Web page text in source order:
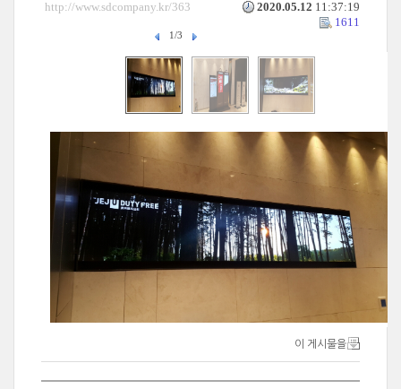
http://www.sdcompany.kr/363 2020.05.12 11:37:19
1611
1/3
이 게시물을